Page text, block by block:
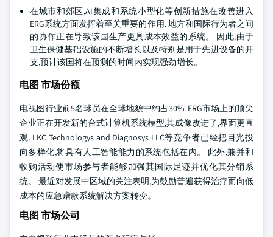
在城市和郊区,AI集成和系统小型化等创新措施在改善进入
ERG系统方面发挥着至关重要的作用. 地方和国际行为者之间
的协作正在导致该国生产更具成本效益的系统。 因此,由于
卫生保健基础设施的不断增长以及特别是用于先进设备的开
支,预计该国将在预测的时间内实现强劲增长。
电图 市场份额
电视图行业前5名球员在全球地貌中约占30%. ERG市场上的顶尖
企业正在开发新的台式计算机系统模型,其成像改进了,界面更直
观. LKC Technologys and Diagnosys LLC等竞争者已经把目光投
向多样化,将具有人工智能能力的系统包括在内。 此外,兼并和
收购活动使市场参与者能够加强其国际足迹并优化其分销系
统。 最近对发展中区域的关注表明,为鼓励普遍获得治疗而向低
成本的应急赠款系统解决方案转变。
电图 市场公司